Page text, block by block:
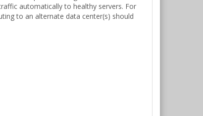
automatically to healthy servers. For
to an alternate data center(s) should